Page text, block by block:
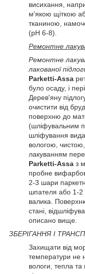
висихання,
м'якою щіткою
тканиною,
(pH 6-8).
Ремонтне
Ремонтне
лакованої
Parketti-Assa
було осаду, і
Дерев'яну
очистити від
поверхню до
(шліфувальним
шліфування
вологою,
лакуванням
Parketti-Assa з
пробне
2-3 шари
шпателя або 1-
валика.
стані,
описано вище.
ЗБЕРІГАННЯ І
Захищати від
температури не
вологи, тепла